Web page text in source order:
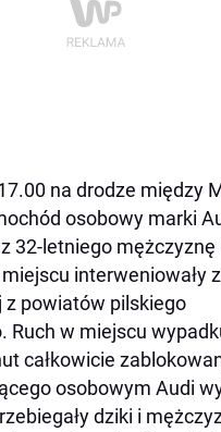
na drodze między
osobowy marki
32-letniego mężczyznę
interweniowały
z powiatów pilskiego
Ruch w miejscu
całkowicie
osobowym Audi
dziki i